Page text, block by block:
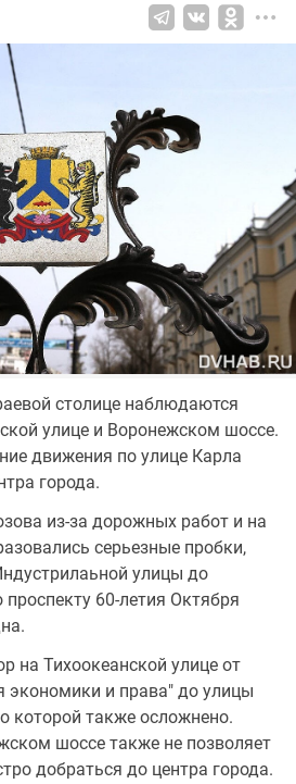
столице наблюдаются
улице и Воронежском шоссе.
движения по улице Карла
города.
из-за дорожных работ и на
серьезные пробки,
улицы до
60-летия Октября
на Тихоокеанской улице от
экономики и права" до улицы
которой также осложнено.
шоссе также не позволяет
добраться до центра города.